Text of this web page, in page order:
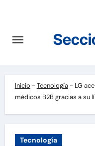
contenido
Inicio - Tecnología- LG
médicos B2B gracias a su
Tecnología